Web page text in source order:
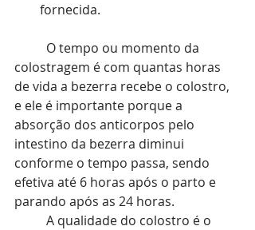
fornecida.
O tempo ou momento da
colostragem é com quantas horas
de vida a bezerra recebe o colostro,
e ele é importante porque a
absorção dos anticorpos pelo
intestino da bezerra diminui
conforme o tempo passa, sendo
efetiva até 6 horas após o parto e
parando após as 24 horas.
A qualidade do colostro é o